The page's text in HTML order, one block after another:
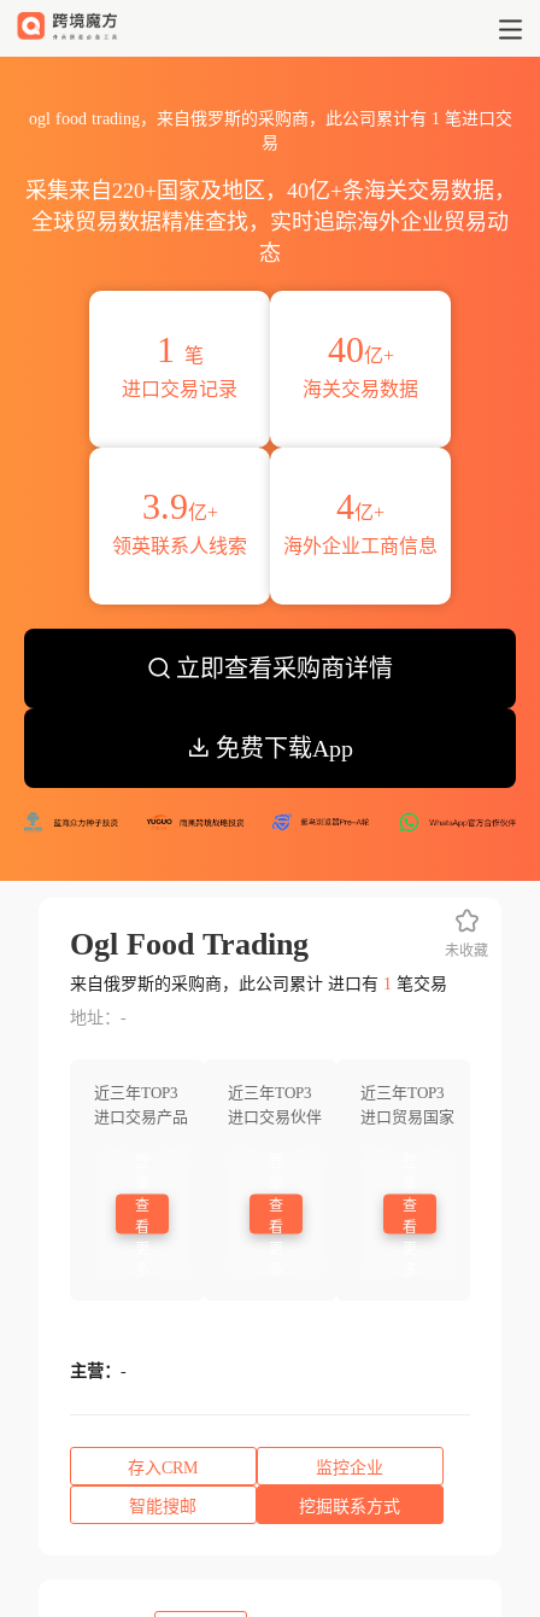
ogl food trading，来自俄罗斯的采购商，此公司累计有 1 笔进口交
易
采集来自220+国家及地区，40亿+条海关交易数据，
全球贸易数据精准查找，实时追踪海外企业贸易动
态
1
笔
进口交易记录
40亿+
海关交易数据
3.9亿+
领英联系人线索
4亿+
海外企业工商信息
立即查看采购商详情
免费下载App
Ogl Food Trading
来自俄罗斯的采购商，此公司累计 进口有 1 笔交易
地址：-
近三年TOP3
进口交易产品
查
看
近三年TOP3
进口交易伙伴
查
看
近三年TOP3
进口贸易国家
查
看
未收藏
主营： -
存入CRM 监控企业
智能搜邮 挖掘联系方式